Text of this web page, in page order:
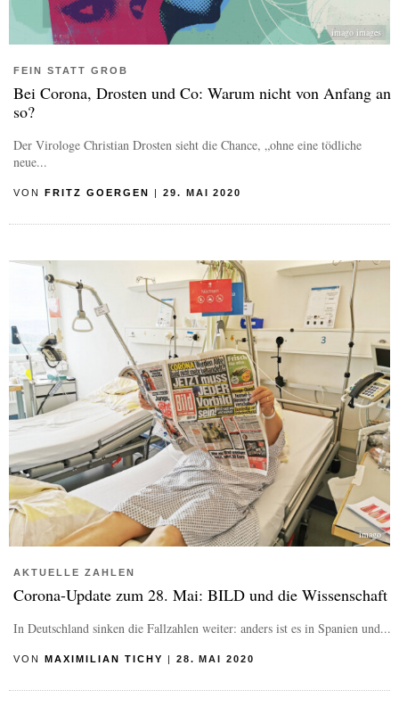
imago images
FEIN STATT GROB
Bei Corona, Drosten und Co: Warum nicht von Anfang an
so?
Der Virologe Christian Drosten sieht die Chance, „ohne eine tödliche
neue...
VON FRITZ GOERGEN 29. MAI 2020
imago
AKTUELLE ZAHLEN
Corona-Update zum 28. Mai: BILD und die Wissenschaft
In Deutschland sinken die Fallzahlen weiter: anders ist es in Spanien und...
VON MAXIMILIAN TICHY 28. MAI 2020